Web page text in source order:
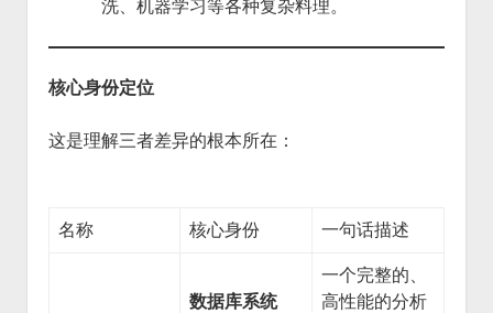
洗、机器学习等各种复杂料理。
核心身份定位
这是理解三者差异的根本所在：
名称 核心身份 一句话描述
数据库系统
一个完整的、
高性能的分析